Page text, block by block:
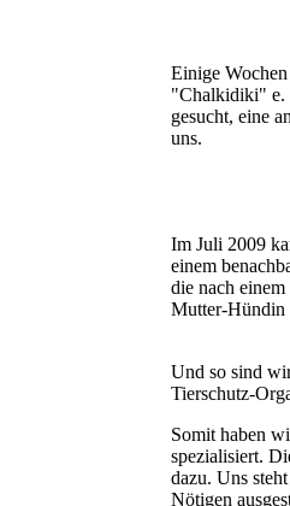
Einige
"Chalkidiki" e.
gesucht, eine
uns.
Im Juli 2009
einem
die nach
Mutter-Hündin
Und so sind
Tierschutz-
Somit haben
spezialisiert.
dazu. Uns
Nötigen